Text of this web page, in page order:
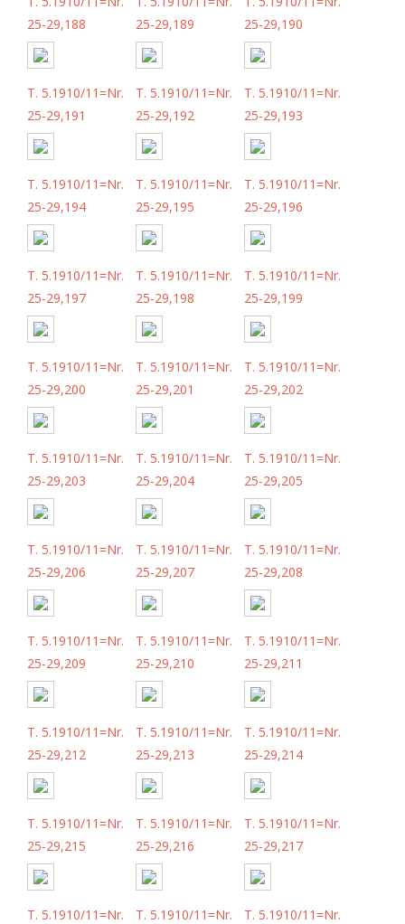
25-29,188
25-29,189
25-29,190
T. 5.1910/11=Nr.
25-29,191
T. 5.1910/11=Nr.
25-29,192
T. 5.1910/11=Nr.
25-29,193
T. 5.1910/11=Nr.
25-29,194
T. 5.1910/11=Nr.
25-29,195
T. 5.1910/11=Nr.
25-29,196
T. 5.1910/11=Nr.
25-29,197
T. 5.1910/11=Nr.
25-29,198
T. 5.1910/11=Nr.
25-29,199
T. 5.1910/11=Nr.
25-29,200
T. 5.1910/11=Nr.
25-29,201
T. 5.1910/11=Nr.
25-29,202
T. 5.1910/11=Nr.
25-29,203
T. 5.1910/11=Nr.
25-29,204
T. 5.1910/11=Nr.
25-29,205
T. 5.1910/11=Nr.
25-29,206
T. 5.1910/11=Nr.
25-29,207
T. 5.1910/11=Nr.
25-29,208
T. 5.1910/11=Nr.
25-29,209
T. 5.1910/11=Nr.
25-29,210
T. 5.1910/11=Nr.
25-29,211
T. 5.1910/11=Nr.
25-29,212
T. 5.1910/11=Nr.
25-29,213
T. 5.1910/11=Nr.
25-29,214
T. 5.1910/11=Nr.
25-29,215
T. 5.1910/11=Nr.
25-29,216
T. 5.1910/11=Nr.
25-29,217
T. 5.1910/11=Nr.
T. 5.1910/11=Nr.
T. 5.1910/11=Nr.